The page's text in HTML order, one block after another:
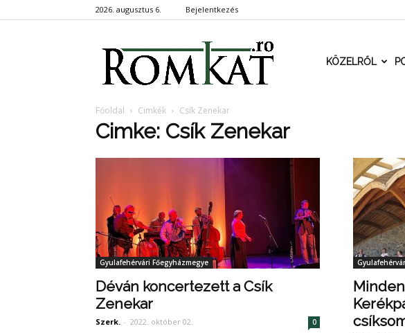
2026. augusztus 6. Bejelentkezés
RomKat.roKÖZELRŐL
Főoldal Cimkék Csík Zenekar
Cimke: Csík Zenekar
Gyulafehérvári Főegyházmegye
Déván koncertezett a Csík
Zenekar
Szerk. - 2022. október 02. 0